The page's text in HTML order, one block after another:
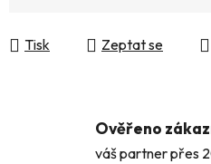
Tisk Zeptat se
Ověřeno
váš partner přes